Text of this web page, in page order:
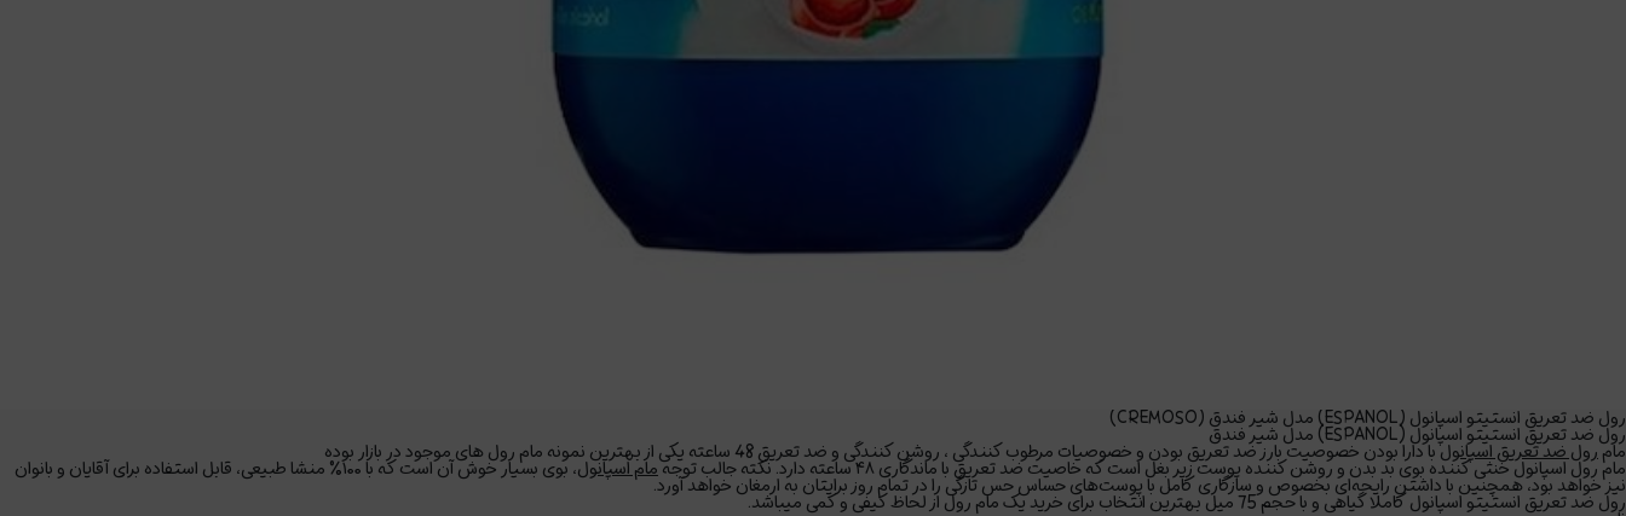
رول ضد تعریق انستیتو اسپانول (ESPANOL) مدل شیر فندق (CREMOSO)
رول ضد تعریق انستیتو اسپانول (ESPANOL) مدل شیر فندق
مامرول ضد تعریق اسپانولبا دارا بودن خصوصیت بارز ضد تعریق بودن و خصوصیات مرطوب کنندگی ، روشن کنندگی و ضد تعریق 48 ساعته یکی از بهترین نمونه مام رول های موجود در بازار بوده
مام رول اسپانولخنثی کننده بوی بد بدن و روشن کننده پوست زیر بغل است که خاصیت ضد تعریق با ماندگاری ۴۸ ساعته دارد. نکته جالب توجه مام اسپانول ، بوی بسیار خوش آن است که با ۱۰۰% منشا طبیعی، قابل استفاده برای آقایان و بانوان
نیز خواهد بود، همچنین با داشتن رایحه‌ای بخصوص و سازگاری کامل با پوست‌های حساس حس تازگی را در تمام روز برایتان به ارمغان خواهد آورد.
رول ضد تعریق انستیتو اسپانول کاملا گیاهی و با حجم 75 میل بهترین انتخاب برای خرید یک مام رول از لحاظ کیفی و کمی میباشد.